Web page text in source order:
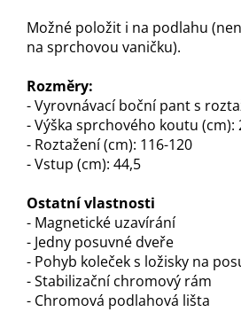
Možné položit i na podlahu
na sprchovou vaničku).
Rozměry:
- Vyrovnávací boční pant s
- Výška sprchového koutu (cm):
- Roztažení (cm): 116-120
- Vstup (cm): 44,5
Ostatní vlastnosti
- Magnetické uzavírání
- Jedny posuvné dveře
- Pohyb koleček s ložisky na
- Stabilizační chromový rám
- Chromová podlahová lišta